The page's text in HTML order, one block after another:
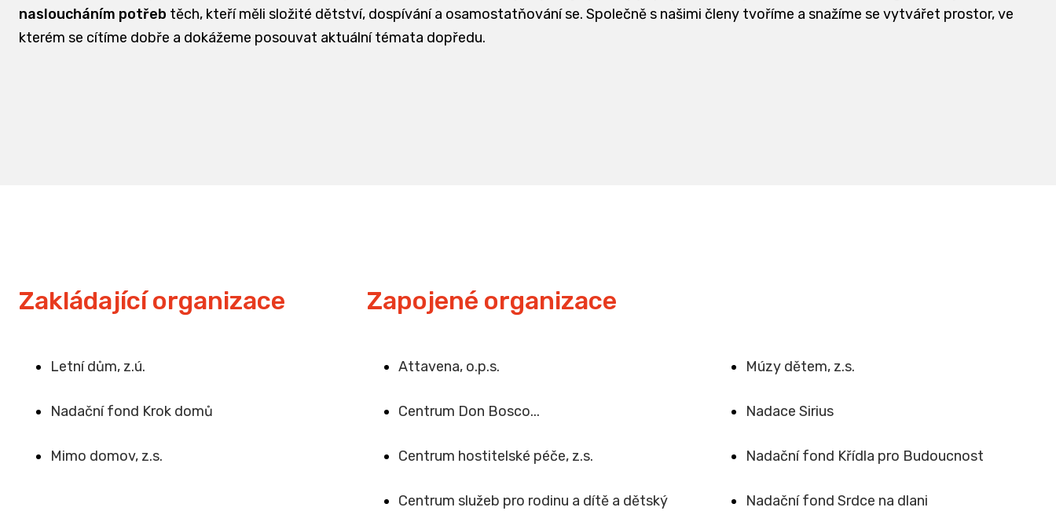
nasloucháním potřeb těch, kteří měli složité dětství, dospívání a osamostatňování se. Společně s našimi členy tvoříme a snažíme se vytvářet prostor, ve
kterém se cítíme dobře a dokážeme posouvat aktuální témata dopředu.
Zakládající organizace
Letní dům, z.ú.
Nadační fond Krok domů
Mimo domov, z.s.
Zapojené organizace
Attavena, o.p.s.
Centrum Don Bosco...
Centrum hostitelské péče, z.s.
Centrum služeb pro rodinu a dítě a dětský
Múzy dětem, z.s.
Nadace Sirius
Nadační fond Křídla pro Budoucnost
Nadační fond Srdce na dlani